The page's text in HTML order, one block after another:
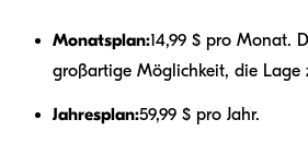
Monatsplan:14,99 $ pro Monat.
großartige Möglichkeit, die Lage
Jahresplan:59,99 $ pro Jahr.